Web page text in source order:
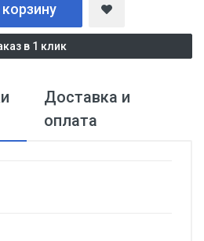
корзину
в 1 клик
Доставка и
оплата